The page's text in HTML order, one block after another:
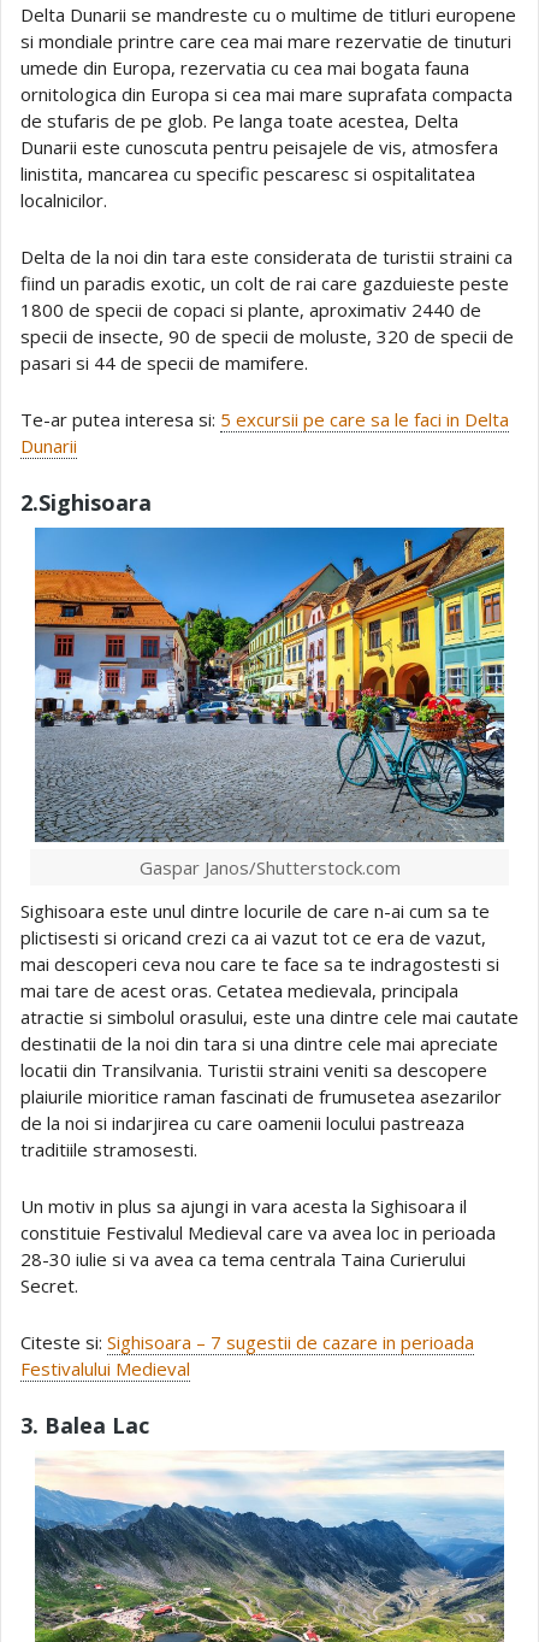
Delta Dunarii se mandreste cu o multime de titluri europene
si mondiale printre care cea mai mare rezervatie de tinuturi
umede din Europa, rezervatia cu cea mai bogata fauna
ornitologica din Europa si cea mai mare suprafata compacta
de stufaris de pe glob. Pe langa toate acestea, Delta
Dunarii este cunoscuta pentru peisajele de vis, atmosfera
linistita, mancarea cu specific pescaresc si ospitalitatea
localnicilor.
Delta de la noi din tara este considerata de turistii straini ca
fiind un paradis exotic, un colt de rai care gazduieste peste
1800 de specii de copaci si plante, aproximativ 2440 de
specii de insecte, 90 de specii de moluste, 320 de specii de
pasari si 44 de specii de mamifere.
Te-ar putea interesa si: 5 excursii pe care sa le faci in Delta
Dunarii
2.Sighisoara
Gaspar Janos/Shutterstock.com
Sighisoara este unul dintre locurile de care n-ai cum sa te
plictisesti si oricand crezi ca ai vazut tot ce era de vazut,
mai descoperi ceva nou care te face sa te indragostesti si
mai tare de acest oras. Cetatea medievala, principala
atractie si simbolul orasului, este una dintre cele mai cautate
destinatii de la noi din tara si una dintre cele mai apreciate
locatii din Transilvania. Turistii straini veniti sa descopere
plaiurile mioritice raman fascinati de frumusetea asezarilor
de la noi si indarjirea cu care oamenii locului pastreaza
traditiile stramosesti.
Un motiv in plus sa ajungi in vara acesta la Sighisoara il
constituie Festivalul Medieval care va avea loc in perioada
28-30 iulie si va avea ca tema centrala Taina Curierului
Secret.
Citeste si: Sighisoara – 7 sugestii de cazare in perioada
Festivalului Medieval
3. Balea Lac